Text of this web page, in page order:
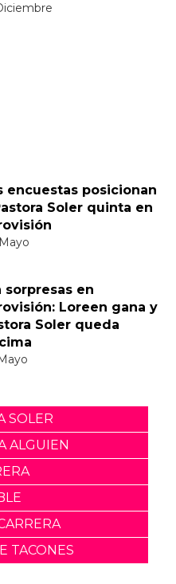
encuestas posicionan
Soler quinta en
sorpresas en
Loreen gana y
Soler queda
SOLER
ALGUIEN
TACONES